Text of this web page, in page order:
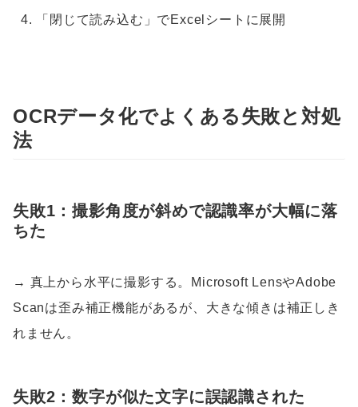
「閉じて読み込む」でExcelシートに展開
OCRデータ化でよくある失敗と対処
法
失敗1：撮影角度が斜めで認識率が大幅に落
ちた
→ 真上から水平に撮影する。Microsoft LensやAdobe
Scanは歪み補正機能があるが、大きな傾きは補正しき
れません。
失敗2：数字が似た文字に誤認識された